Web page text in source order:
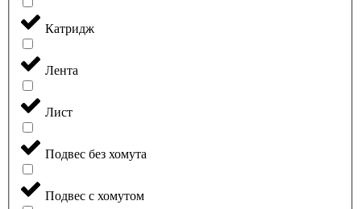
Катридж
Лента
Лист
Подвес без хомута
Подвес с хомутом